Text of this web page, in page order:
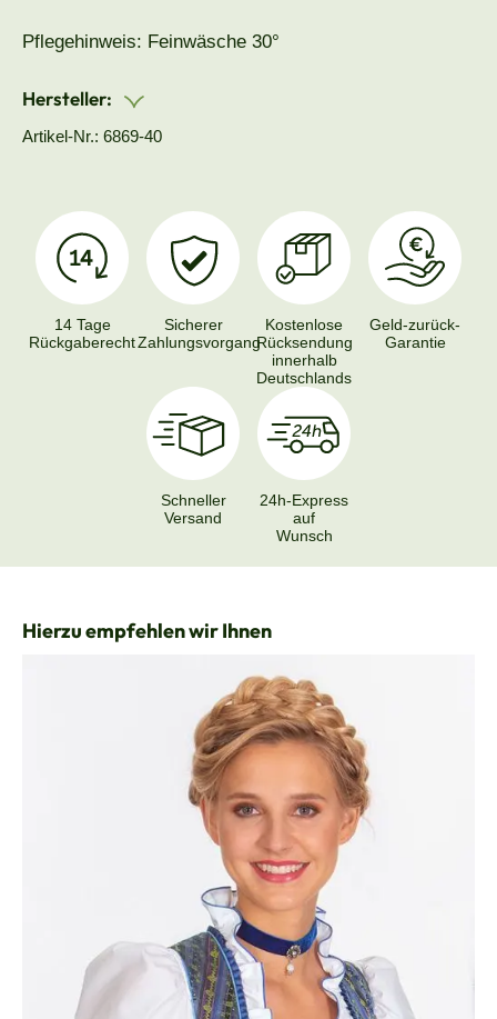
Pflegehinweis: Feinwäsche 30°
Hersteller:
Artikel-Nr.: 6869-40
14 Tage
Rückgaberecht
Sicherer
Zahlungsvorgang
Kostenlose
Rücksendung
innerhalb
Deutschlands
Geld-zurück-
Garantie
Schneller
Versand
24h-Express
auf
Wunsch
Produktgalerie überspringen
Hierzu empfehlen wir Ihnen